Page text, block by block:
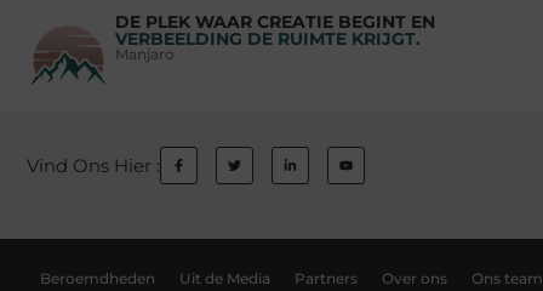
DE PLEK WAAR CREATIE BEGINT EN
VERBEELDING DE RUIMTE KRIJGT.
Manjaro
Vind Ons Hier :
Beroemdheden Uit de Media Partners Over ons Ons team